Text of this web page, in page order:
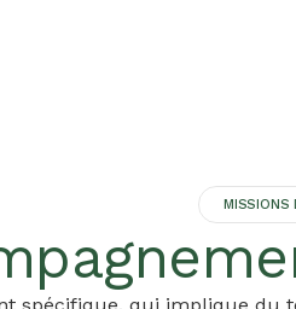
MISSIONS